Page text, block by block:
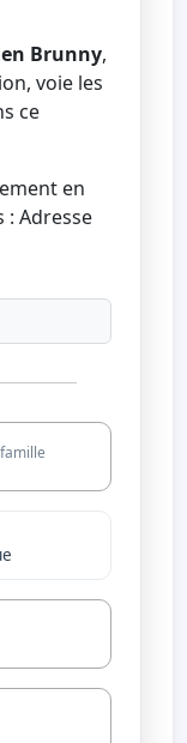
Brunny,
voie les
ce
en
Adresse